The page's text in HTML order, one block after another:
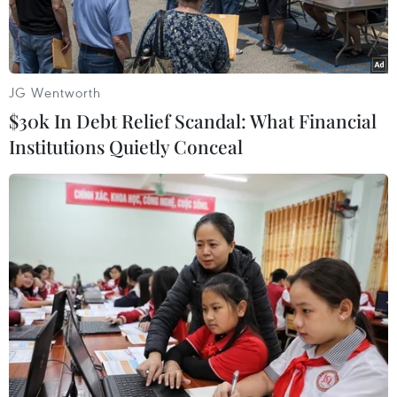
Ảnh minh họa. (Nguồn: Vietnam+)
Năm 2025, bốn giảng viên Việt Nam sẽ tham gia
chương trình "Đại học mùa Hè" (Obninsk Tech:
train-the-trainers) tại Liên bang Nga từ ngày
23/6-5/7 để nâng cao trình độ trong lĩnh vực
JG Wentworth
$30k In Debt Relief Scandal: What Financial
Institutions Quietly Conceal